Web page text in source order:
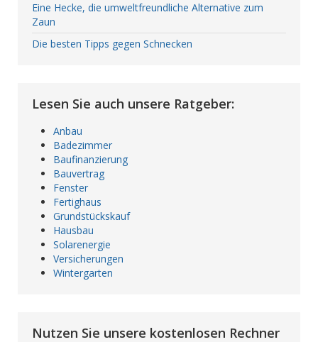
Eine Hecke, die umweltfreundliche Alternative zum
Zaun
Die besten Tipps gegen Schnecken
Lesen Sie auch unsere Ratgeber:
Anbau
Badezimmer
Baufinanzierung
Bauvertrag
Fenster
Fertighaus
Grundstückskauf
Hausbau
Solarenergie
Versicherungen
Wintergarten
Nutzen Sie unsere kostenlosen Rechner